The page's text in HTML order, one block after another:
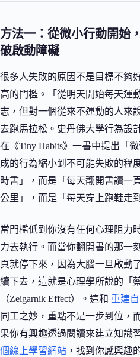
方法一：從微小行動開始
破啟動障礙
很多人失敗的原因不是目標不夠
高的門檻。「從明天開始每天運
志，但對一個從來不運動的人來
去跑馬拉松。史丹佛大學行為設
在《Tiny Habits》一書中提出「
成的行為縮小到不可能失敗的程
時書」，而是「每天翻開書讀一
公里」，而是「每天穿上跑鞋走
當門檻低到你沒有任何心理阻力
力去執行。而當你翻開書的那一
頁就停下來，因為大腦一旦啟動
續下去，這就是心理學所說的「
（Zeigarnik Effect）。這和 重建
同工之妙，重點不是一步到位，
果你有興趣透過閱讀來建立知識
個線上學習網站 ，找到你感興趣